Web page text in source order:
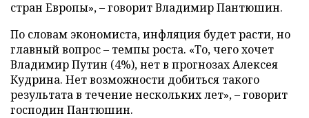
стран Европы», – говорит Владимир Пантюшин.
По словам экономиста, инфляция будет расти, но
главный вопрос – темпы роста. «То, чего хочет
Владимир Путин (4%), нет в прогнозах Алексея
Кудрина. Нет возможности добиться такого
результата в течение нескольких лет», – говорит
господин Пантюшин.